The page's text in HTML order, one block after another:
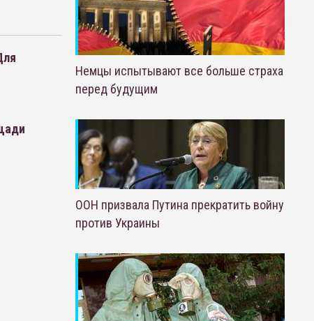
Немцы испытывают все больше страха
перед будущим
ООН призвала Путина прекратить войну
против Украины